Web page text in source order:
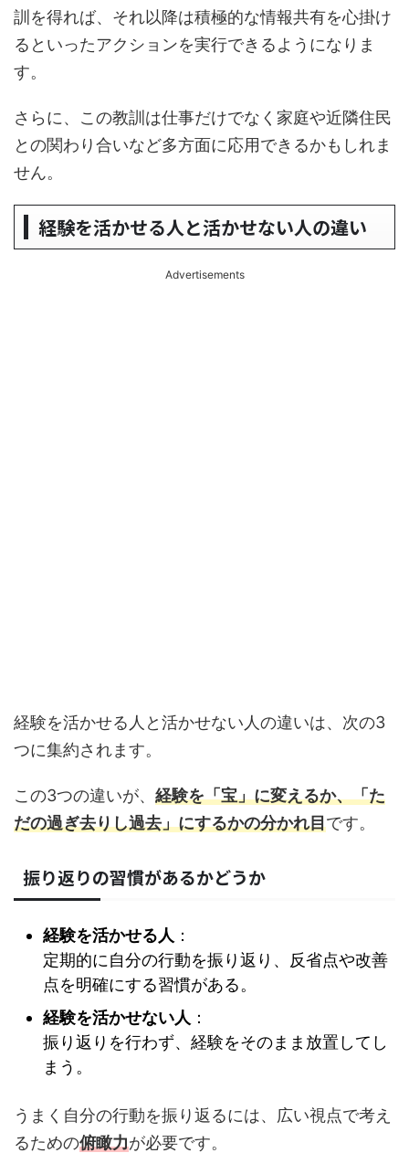
訓を得れば、それ以降は積極的な情報共有を心掛け
るといったアクションを実行できるようになりま
す。
さらに、この教訓は仕事だけでなく家庭や近隣住民
との関わり合いなど多方面に応用できるかもしれま
せん。
経験を活かせる人と活かせない人の違い
Advertisements
経験を活かせる人と活かせない人の違いは、次の3
つに集約されます。
この3つの違いが、 経験を「宝」に変えるか、「た
だの過ぎ去りし過去」にするかの分かれ目です。
振り返りの習慣があるかどうか
経験を活かせる人 ：
定期的に自分の行動を振り返り、反省点や改善
点を明確にする習慣がある。
経験を活かせない人 ：
振り返りを行わず、経験をそのまま放置してし
まう。
うまく自分の行動を振り返るには、広い視点で考え
るための俯瞰力が必要です。